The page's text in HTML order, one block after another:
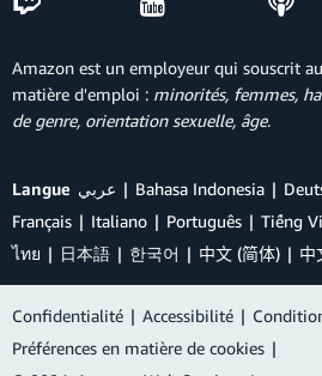
Amazon est un employeur qui souscrit
matière d'emploi : minorités, femmes,
de genre, orientation sexuelle, âge.
Langue عربي Bahasa Indonesia
Français
Italiano Português Tiếng
ไทย
日本語 한국어 中文 (简体) 中
Confidentialité | Accessibilité |
Préférences en matière de cookies |